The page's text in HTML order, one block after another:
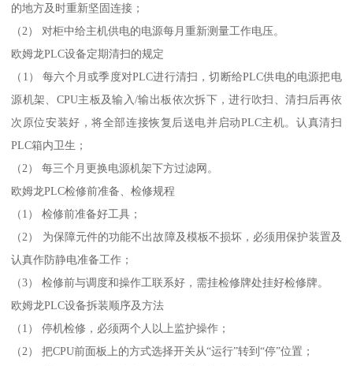
的地方及时重新坚固连接；
（2） 对柜中给主机供电的电源每月重新测量工作电压。
欧姆龙PLC设备定期清扫的规定
（1） 每六个月或季度对PLC进行清扫，切断给PLC供电的电源把电
源机架、CPU主板及输入/输出板依次拆下，进行吹扫、清扫后再依
次原位安装好，将全部连接恢复后送电并启动PLC主机。认真清扫
PLC箱内卫生；
（2） 每三个月更换电源机架下方过滤网。
欧姆龙PLC检修前准备、检修规程
（1） 检修前准备好工具；
（2） 为保障元件的功能不出故障及模板不损坏，必须用保护装置及
认真作防静电准备工作；
（3） 检修前与调度和操作工联系好，需挂检修牌处挂好检修牌。
欧姆龙PLC设备拆装顺序及方法
（1） 停机检修，必须两个人以上监护操作；
（2） 把CPU前面板上的方式选择开关从“运行”转到“停”位置；